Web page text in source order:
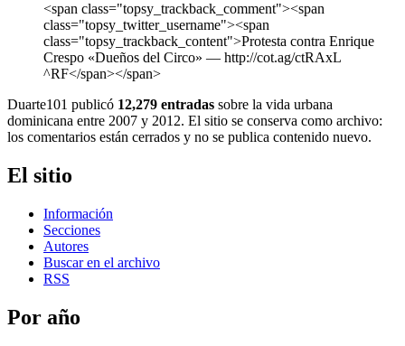
<span class="topsy_trackback_comment"><span
class="topsy_twitter_username"><span
class="topsy_trackback_content">Protesta contra Enrique
Crespo «Dueños del Circo» ― http://cot.ag/ctRAxL
^RF</span></span>
Duarte101 publicó 12,279 entradas sobre la vida urbana
dominicana entre 2007 y 2012. El sitio se conserva como archivo:
los comentarios están cerrados y no se publica contenido nuevo.
El sitio
Información
Secciones
Autores
Buscar en el archivo
RSS
Por año